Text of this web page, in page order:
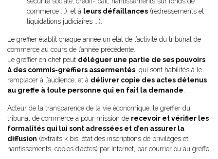
commerce ...), et à leurs défaillances (redressements et
liquidations judiciaires ...).
Le greffier établit chaque année un état de l’activité du tribunal de
commerce au cours de l’année précédente.
Le greffier en chef peut déléguer une partie de ses pouvoirs
à des commis-greffiers assermentés, qui sont habilités à le
remplacer à l’audience, et à délivrer copie des actes détenus
au greffe à toute personne qui en fait la demande
Acteur de la transparence de la vie économique, le greffier du
tribunal de commerce a pour mission de recevoir et vérifier les
formalités qui lui sont adressées et d’en assurer la
diffusion (extraits k bis, état des inscriptions de privilèges et
nantissements, copies d’actes) par Internet, par courrier ou au greffe.